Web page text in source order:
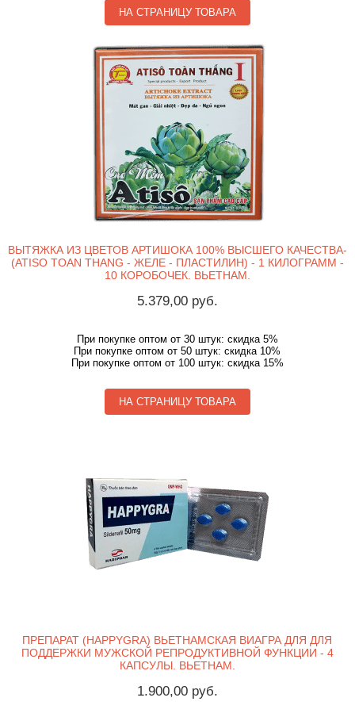
НА СТРАНИЦУ ТОВАРА
ВЫТЯЖКА ИЗ ЦВЕТОВ АРТИШОКА 100% ВЫСШЕГО КАЧЕСТВА-
(ATISO TOAN THANG - ЖЕЛЕ - ПЛАСТИЛИН) - 1 КИЛОГРАММ -
10 КОРОБОЧЕК. ВЬЕТНАМ.
5.379,00 руб.
При покупке оптом от 30 штук: скидка 5%
При покупке оптом от 50 штук: скидка 10%
При покупке оптом от 100 штук: скидка 15%
НА СТРАНИЦУ ТОВАРА
ПРЕПАРАТ (HAPPYGRA) ВЬЕТНАМСКАЯ ВИАГРА ДЛЯ ДЛЯ
ПОДДЕРЖКИ МУЖСКОЙ РЕПРОДУКТИВНОЙ ФУНКЦИИ - 4
КАПСУЛЫ. ВЬЕТНАМ.
1.900,00 руб.